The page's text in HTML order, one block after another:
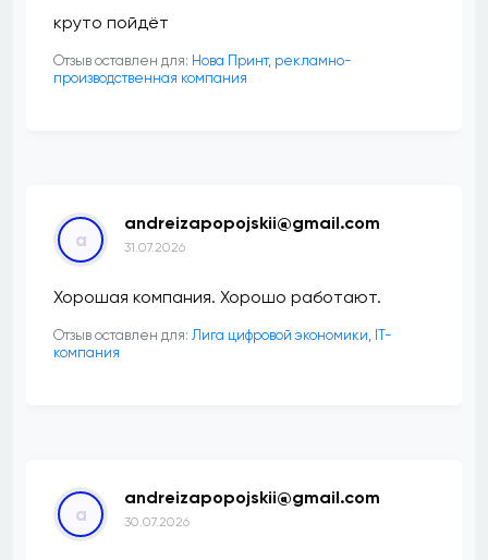
круто пойдёт
Отзыв оставлен для: Нова Принт, рекламно-
производственная компания
a
andreizapopojskii@gmail.com
31.07.2026
Хорошая компания. Хорошо работают.
Отзыв оставлен для: Лига цифровой экономики, IT-
компания
a
andreizapopojskii@gmail.com
30.07.2026